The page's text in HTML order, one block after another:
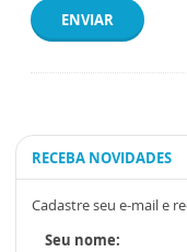
ENVIAR
RECEBA NOVIDADES
Cadastre seu e-mail e
Seu nome: